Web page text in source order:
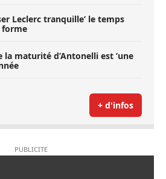
Leclerc tranquille’ le temps
forme
maturité d’Antonelli est ’une
+ d'infos